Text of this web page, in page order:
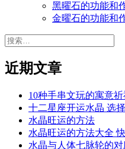
黑曜石的功能和
金曜石的功能和
搜
近期文章
10种手串文玩的寓意
十二星座开运水晶 选
水晶旺运的方法
水晶旺运的方法大全
水晶与人体七脉轮的对